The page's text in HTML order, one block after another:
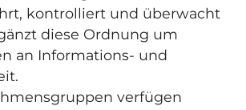
kontrolliert und überwacht
diese Ordnung um
an Informations- und
verfügen